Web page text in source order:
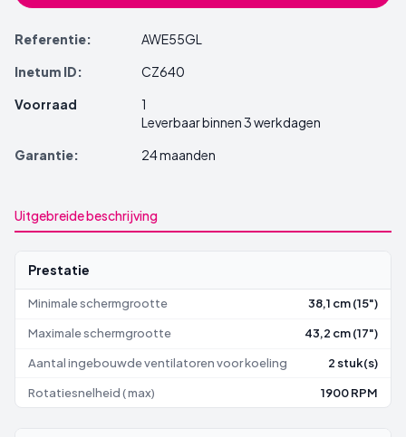
Referentie:
AWE55GL
Inetum ID:
CZ640
Voorraad
1
Leverbaar binnen 3 werkdagen
Garantie:
24 maanden
Uitgebreide beschrijving
Prestatie
Minimale schermgrootte 38,1 cm (15")
Maximale schermgrootte 43,2 cm (17")
Aantal ingebouwde ventilatoren voor koeling 2 stuk(s)
Rotatiesnelheid ( max) 1900 RPM